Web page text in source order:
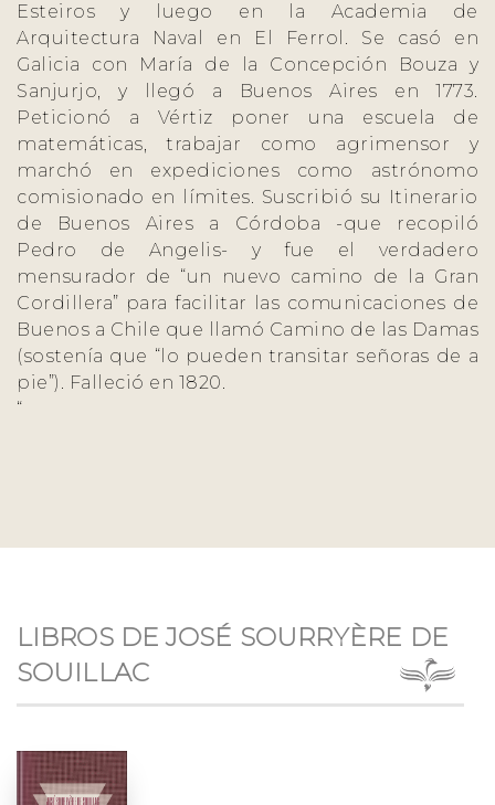
Esteiros y luego en la Academia de
Arquitectura Naval en El Ferrol. Se casó en
Galicia con María de la Concepción Bouza y
Sanjurjo, y llegó a Buenos Aires en 1773.
Peticionó a Vértiz poner una escuela de
matemáticas, trabajar como agrimensor y
marchó en expediciones como astrónomo
comisionado en límites. Suscribió su Itinerario
de Buenos Aires a Córdoba -que recopiló
Pedro de Angelis- y fue el verdadero
mensurador de “un nuevo camino de la Gran
Cordillera” para facilitar las comunicaciones de
Buenos a Chile que llamó Camino de las Damas
(sostenía que “lo pueden transitar señoras de a
pie”). Falleció en 1820.
“
LIBROS DE JOSÉ SOURRYÈRE DE
SOUILLAC